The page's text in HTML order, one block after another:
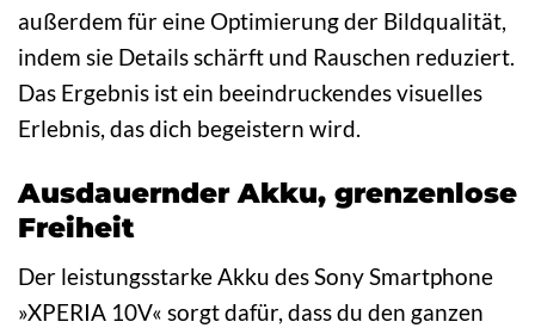
außerdem für eine Optimierung der Bildqualität,
indem sie Details schärft und Rauschen reduziert.
Das Ergebnis ist ein beeindruckendes visuelles
Erlebnis, das dich begeistern wird.
Ausdauernder Akku, grenzenlose
Freiheit
Der leistungsstarke Akku des Sony Smartphone
»XPERIA 10V« sorgt dafür, dass du den ganzen